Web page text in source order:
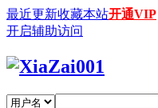
最近更新收藏本站开通VIP
开启辅助访问